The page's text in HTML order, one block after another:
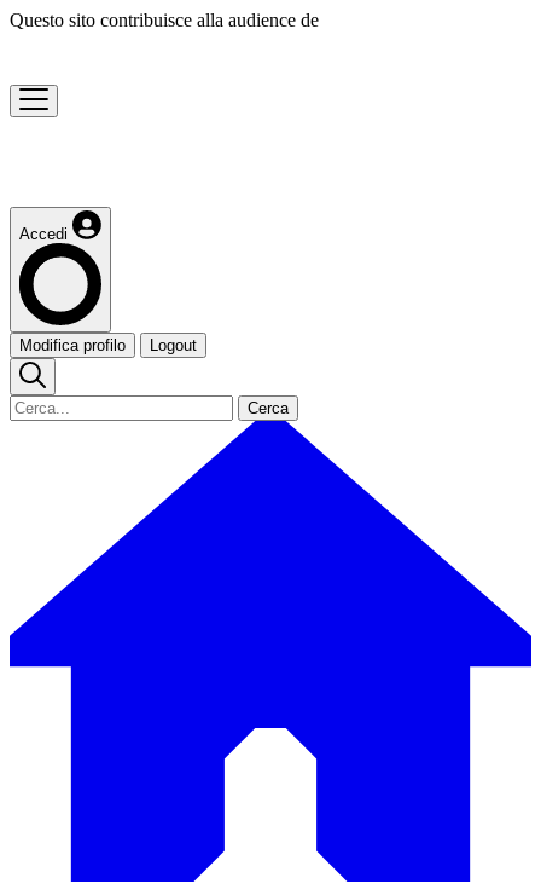
Questo sito contribuisce alla audience de
Accedi
Modifica profilo Logout
Cerca